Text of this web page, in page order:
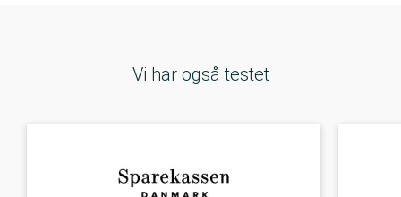
Vi har også testet